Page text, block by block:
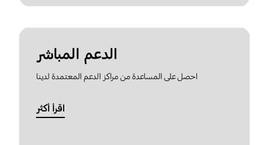
الدعم المباشر
احصل على المساعدة من مراكز الدعم المعتمدة لدينا
اقرأ أكثر